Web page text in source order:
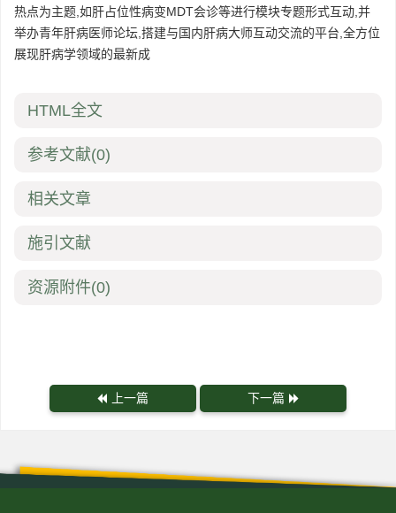
热点为主题,如肝占位性病变MDT会诊等进行模块专题形式互动,并
举办青年肝病医师论坛,搭建与国内肝病大师互动交流的平台,全方位
展现肝病学领域的最新成
HTML全文
参考文献(0)
相关文章
施引文献
资源附件(0)
上一篇 下一篇